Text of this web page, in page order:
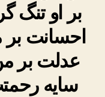
بر او تنگ
احسانت
عدلت بر
سایه